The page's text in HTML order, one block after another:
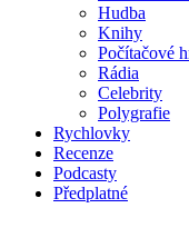
Hudba
Knihy
Počítačové
Rádia
Celebrity
Polygrafie
Rychlovky
Recenze
Podcasty
Předplatné